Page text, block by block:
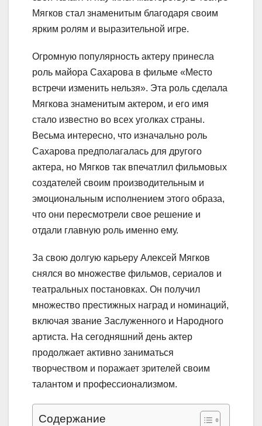
Мягков стал знаменитым благодаря своим
ярким ролям и выразительной игре.
Огромную популярность актеру принесла
роль майора Сахарова в фильме «Место
встречи изменить нельзя». Эта роль сделала
Мягкова знаменитым актером, и его имя
стало известно во всех уголках страны.
Весьма интересно, что изначально роль
Сахарова предполагалась для другого
актера, но Мягков так впечатлил фильмовых
создателей своим производительным и
эмоциональным исполнением этого образа,
что они пересмотрели свое решение и
отдали главную роль именно ему.
За свою долгую карьеру Алексей Мягков
снялся во множестве фильмов, сериалов и
театральных постановках. Он получил
множество престижных наград и номинаций,
включая звание Заслуженного и Народного
артиста. На сегодняшний день актер
продолжает активно заниматься
творчеством и поражает зрителей своим
талантом и профессионализмом.
Содержание